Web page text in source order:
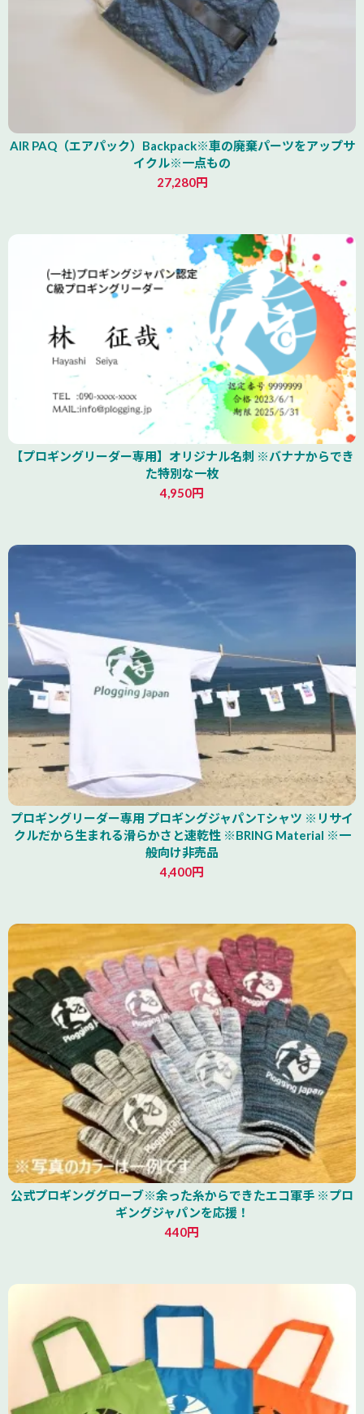
AIR PAQ（エアパック）Backpack※車の廃棄パーツをアップサ
イクル※一点もの
27,280円
【プロギングリーダー専用】オリジナル名刺 ※バナナからでき
た特別な一枚
4,950円
プロギングリーダー専用 プロギングジャパンTシャツ ※リサイ
クルだから生まれる滑らかさと速乾性 ※BRING Material ※一
般向け非売品
4,400円
公式プロギンググローブ※余った糸からできたエコ軍手 ※プロ
ギングジャパンを応援！
440円